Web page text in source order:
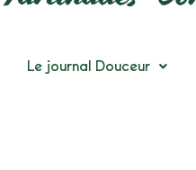
Le journal Douceur